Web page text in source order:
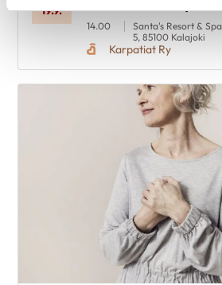
19.9.
14.00
Santa's Resort &
5, 85100 Kalajoki
Karpatiat Ry